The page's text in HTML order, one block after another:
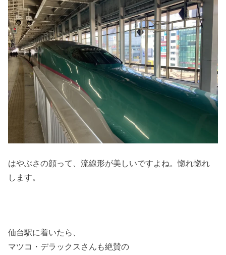
はやぶさの顔って、流線形が美しいですよね。惚れ惚れ
します。
仙台駅に着いたら、
マツコ・デラックスさんも絶賛の